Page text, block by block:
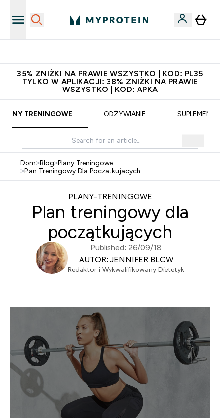
35% ZNIŻKI NA PRAWIE WSZYSTKO | KOD: PL35
TYLKO W APLIKACJI: 38% ZNIŻKI NA PRAWIE
WSZYSTKO | KOD: APKA
TRENINGOWE ODŻYWIANIE SUPLEMENTY
Dom>Blog>Plany Treningowe
>Plan Treningowy Dla Poczatkujacych
PLANY-TRENINGOWE
Plan treningowy dla
początkujących
Published: 26/09/18
AUTOR: JENNIFER BLOW
Redaktor i Wykwalifikowany Dietetyk